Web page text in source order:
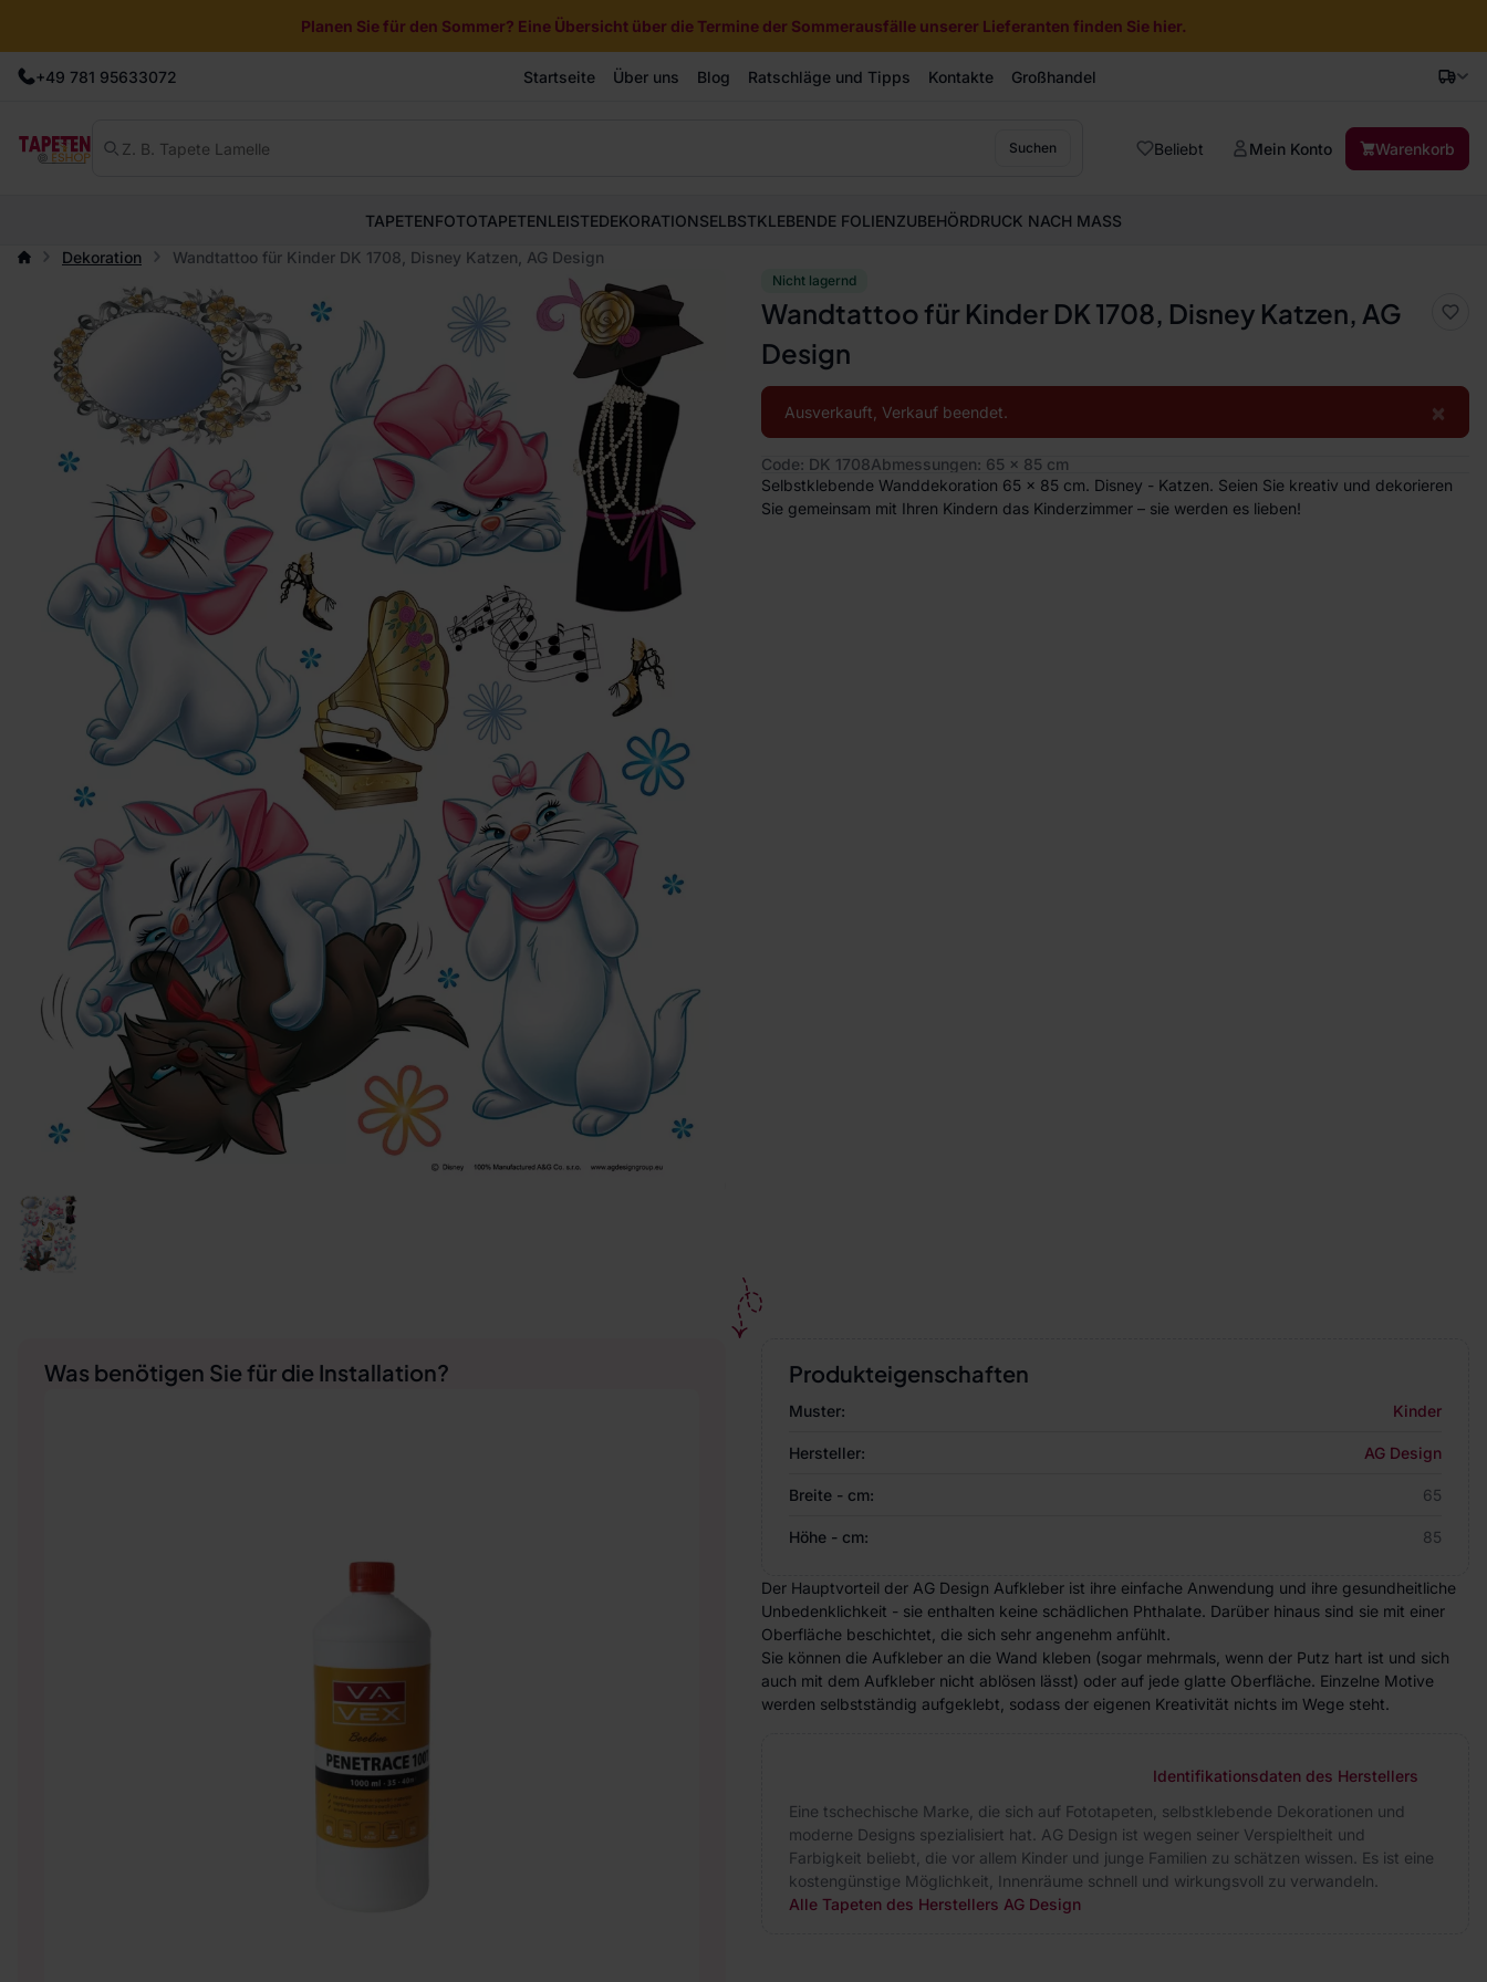
Planen Sie für den Sommer? Eine Übersicht über die Termine der Sommerausfälle unserer Lieferanten finden Sie hier.
+49 781 95633072 Startseite Über uns Blog Ratschläge und Tipps Kontakte Großhandel
Suchen Beliebt Mein Konto Warenkorb
TAPETENFOTOTAPETENLEISTEDEKORATIONSELBSTKLEBENDE FOLIENZUBEHÖRDRUCK NACH MASS
Dekoration
Wandtattoo für Kinder DK 1708, Disney Katzen, AG Design
Nicht lagernd
Wandtattoo für Kinder DK 1708, Disney Katzen, AG
Design
×
Ausverkauft, Verkauf beendet.
Code: DK 1708Abmessungen: 65 x 85 cm
Selbstklebende Wanddekoration 65 x 85 cm. Disney - Katzen. Seien Sie kreativ und dekorieren
Sie gemeinsam mit Ihren Kindern das Kinderzimmer – sie werden es lieben!
Produkteigenschaften
Muster: Kinder
Hersteller: AG Design
Breite - cm: 65
Höhe - cm: 85
Der Hauptvorteil der AG Design Aufkleber ist ihre einfache Anwendung und ihre gesundheitliche
Unbedenklichkeit - sie enthalten keine schädlichen Phthalate. Darüber hinaus sind sie mit einer
Oberfläche beschichtet, die sich sehr angenehm anfühlt.
Sie können die Aufkleber an die Wand kleben (sogar mehrmals, wenn der Putz hart ist und sich
auch mit dem Aufkleber nicht ablösen lässt) oder auf jede glatte Oberfläche. Einzelne Motive
werden selbstständig aufgeklebt, sodass der eigenen Kreativität nichts im Wege steht.
Identifikationsdaten des Herstellers
Eine tschechische Marke, die sich auf Fototapeten, selbstklebende Dekorationen und
moderne Designs spezialisiert hat. AG Design ist wegen seiner Verspieltheit und
Farbigkeit beliebt, die vor allem Kinder und junge Familien zu schätzen wissen. Es ist eine
kostengünstige Möglichkeit, Innenräume schnell und wirkungsvoll zu verwandeln.
Alle Tapeten des Herstellers AG Design
Was benötigen Sie für die Installation?